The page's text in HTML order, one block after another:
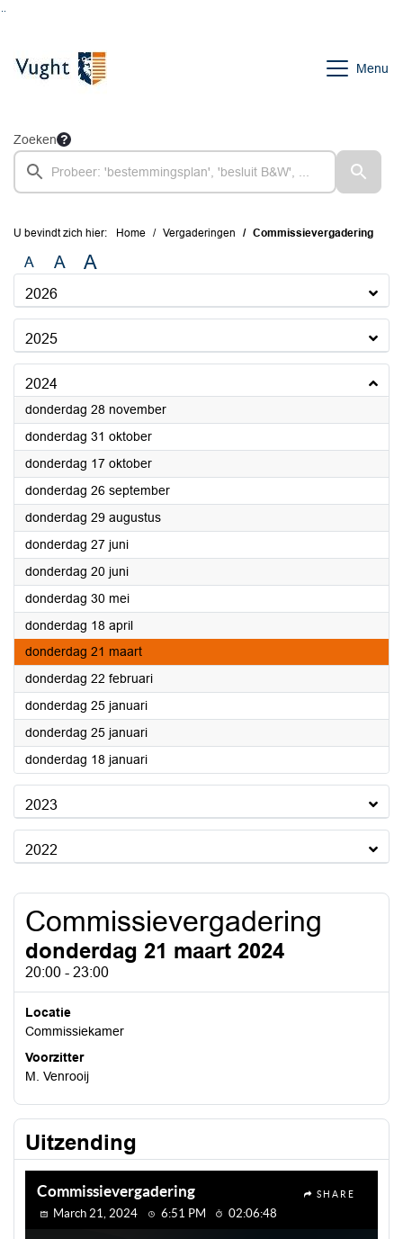
Menu
Zoeken
U bevindt zich hier: Home Vergaderingen Commissievergadering
A A A
2026
2025
2024
donderdag 28 november2024
donderdag 31 oktober2024
donderdag 17 oktober2024
donderdag 26 september2024
donderdag 29 augustus2024
donderdag 27 juni2024
donderdag 20 juni2024
donderdag 30 mei2024
donderdag 18 april2024
donderdag 21 maart2024
donderdag 22 februari2024
donderdag 25 januari2024
donderdag 25 januari2024
donderdag 18 januari2024
2023
2022
Commissievergadering
donderdag 21 maart 2024
20:00 - 23:00
Locatie
Commissiekamer
Voorzitter
M. Venrooij
Uitzending